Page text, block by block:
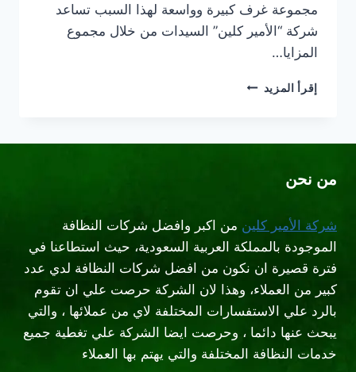
مجموعة غرف كبيرة وواسعة لهذا السبب تساعد
شركة “الأمير كلين” السيدات من خلال مجموع
المزايا…
إقرأ المزيد افضل
من نحن
شركة الأمير كلين من اكبر وافضل شركات النظافة
الموجودة بالمملكة العربية السعودية، حيث استطاعنا في
فترة قصيرة ان نكون من افضل شركات النظافة لدي عدد
كبير من العملاء، وهذا لان الشركة حرصت علي ان تقوم
بالرد علي الاستفسارات المختلفة لاي من عملائها ، والتي
يبحث عنها دائما ، وحرصت ايضا الشركة علي تغطية جميع
خدمات النظافة المختلفة والتي يهتم بها العملاء